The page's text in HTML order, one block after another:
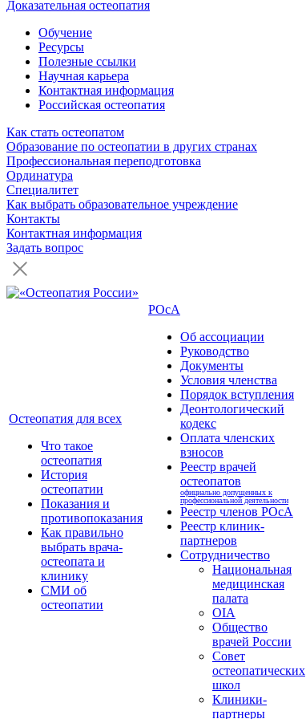
Доказательная остеопатия
Обучение
Ресурсы
Полезные ссылки
Научная карьера
Контактная информация
Российская остеопатия
Как стать остеопатом
Образование по остеопатии в других странах
Профессиональная переподготовка
Ординатура
Специалитет
Как выбрать образовательное учреждение
Контакты
Контактная информация
Задать вопрос
Остеопатия для всех
Что такое
остеопатия
История
остеопатии
Показания и
противопоказания
Как правильно
выбрать врача-
остеопата и
клинику
СМИ об
остеопатии
РОсА
Об ассоциации
Руководство
Документы
Условия членства
Порядок вступления
Деонтологический
кодекс
Оплата членских
взносов
Реестр врачей
остеопатов
официально допущенных к
профессиональной деятельности
Реестр членов РОсА
Реестр клиник-
партнеров
Сотрудничество
Национальная
медицинская
палата
OIA
Общество
врачей России
Совет
остеопатических
школ
Клиники-
партнеры